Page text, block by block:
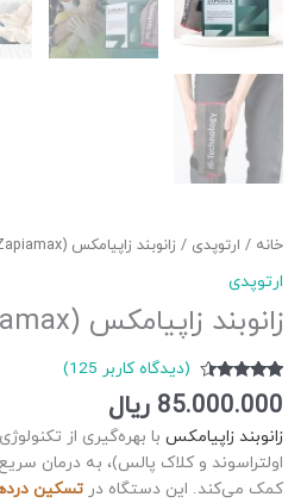
خانه/ ارتوپدی/ زانوبند زاپیامکس (Zapiamax)
ارتوپدی
زانوبند زاپیامکس (Zapiamax)
امتیاز 4.17
از 5 امتیاز
125
(دیدگاه کاربر125
)
85.000.000 ریال
زانوبند زاپیامکس
اولتراسوند و کلاک پالس)، به درمان سریع
کمک می‌کند. این دستگاه درتسکین